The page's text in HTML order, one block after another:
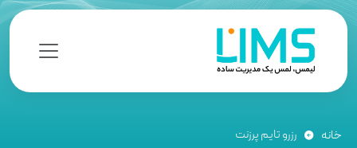
خانه رزرو تایم پرزنت